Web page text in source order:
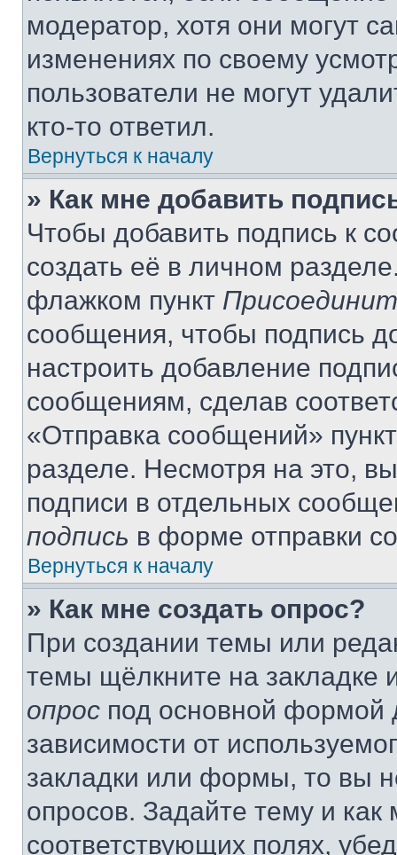
модератор, хотя они могут
изменениях по своему
пользователи не могут
кто-то ответил.
Вернуться к началу
» Как мне добавить
Чтобы добавить подпись к
создать её в личном
флажком пункт
сообщения, чтобы подпись
настроить добавление
сообщениям, сделав
«Отправка сообщений»
разделе. Несмотря на это,
подписи в отдельных
подпись в форме отправки
Вернуться к началу
» Как мне создать опрос?
При создании темы или
темы щёлкните на
опрос под основной формой
зависимости от
закладки или формы, то вы
опросов. Задайте тему и
соответствующих полях,